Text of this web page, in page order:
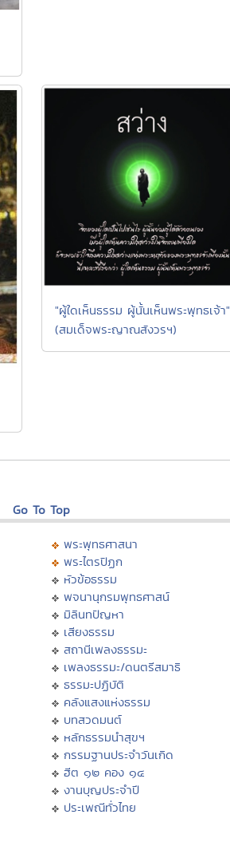
"ผู้ใดเห็นธรรม ผู้นั้นเห็นพระพุทธเจ้า"
(สมเด็จพระญาณสังวรฯ)
Go To Top
พระพุทธศาสนา
พระไตรปิฏก
หัวข้อธรรม
พจนานุกรมพุทธศาสน์
มิลินทปัญหา
เสียงธรรม
สถานีเพลงธรรมะ
เพลงธรรมะ/ดนตรีสมาธิ
ธรรมะปฏิบัติ
คลังแสงแห่งธรรม
บทสวดมนต์
หลักธรรมนำสุขฯ
กรรมฐานประจำวันเกิด
ฮีต ๑๒ คอง ๑๔
งานบุญประจำปี
ประเพณีทั่วไทย